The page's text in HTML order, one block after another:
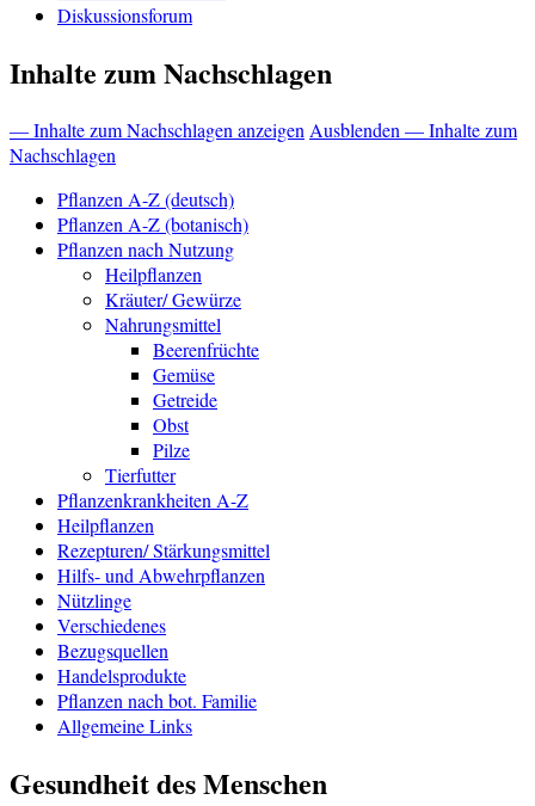
Diskussionsforum
Inhalte zum Nachschlagen
— Inhalte zum Nachschlagen anzeigenAusblenden — Inhalte zum
Nachschlagen
Pflanzen A-Z (deutsch)
Pflanzen A-Z (botanisch)
Pflanzen nach Nutzung
Heilpflanzen
Kräuter/ Gewürze
Nahrungsmittel
Beerenfrüchte
Gemüse
Getreide
Obst
Pilze
Tierfutter
Pflanzenkrankheiten A-Z
Heilpflanzen
Rezepturen/ Stärkungsmittel
Hilfs- und Abwehrpflanzen
Nützlinge
Verschiedenes
Bezugsquellen
Handelsprodukte
Pflanzen nach bot. Familie
Allgemeine Links
Gesundheit des Menschen